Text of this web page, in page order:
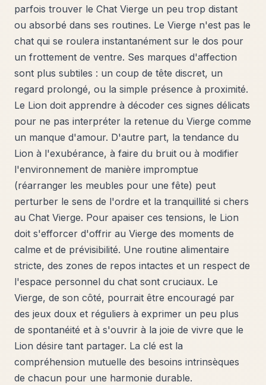
parfois trouver le Chat Vierge un peu trop distant
ou absorbé dans ses routines. Le Vierge n'est pas le
chat qui se roulera instantanément sur le dos pour
un frottement de ventre. Ses marques d'affection
sont plus subtiles : un coup de tête discret, un
regard prolongé, ou la simple présence à proximité.
Le Lion doit apprendre à décoder ces signes délicats
pour ne pas interpréter la retenue du Vierge comme
un manque d'amour. D'autre part, la tendance du
Lion à l'exubérance, à faire du bruit ou à modifier
l'environnement de manière impromptue
(réarranger les meubles pour une fête) peut
perturber le sens de l'ordre et la tranquillité si chers
au Chat Vierge. Pour apaiser ces tensions, le Lion
doit s'efforcer d'offrir au Vierge des moments de
calme et de prévisibilité. Une routine alimentaire
stricte, des zones de repos intactes et un respect de
l'espace personnel du chat sont cruciaux. Le
Vierge, de son côté, pourrait être encouragé par
des jeux doux et réguliers à exprimer un peu plus
de spontanéité et à s'ouvrir à la joie de vivre que le
Lion désire tant partager. La clé est la
compréhension mutuelle des besoins intrinsèques
de chacun pour une harmonie durable.